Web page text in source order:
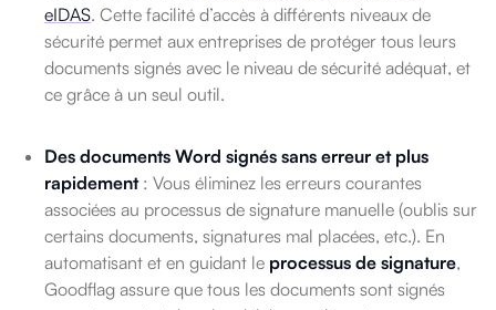
eIDAS. Cette facilité d’accès à différents niveaux de
sécurité permet aux entreprises de protéger tous leurs
documents signés avec le niveau de sécurité adéquat, et
ce grâce à un seul outil.
Des documents Word signés sans erreur et plus
rapidement: Vous éliminez les erreurs courantes
associées au processus de signature manuelle (oublis sur
certains documents, signatures mal placées, etc.). En
automatisant et en guidant le processus de signature,
Goodflag assure que tous les documents sont signés